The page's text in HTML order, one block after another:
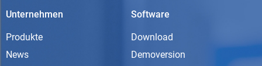
Unternehmen
Produkte
News
Software
Download
Demoversion